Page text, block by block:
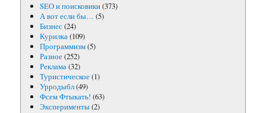
SEO и поисковики(373)
А вот если бы… (5)
Бизнес(24)
Курилка(109)
Программизм(5)
Разное(252)
Реклама(32)
Туристическое(1)
Урродыбл(49)
Фсем Фтыкать! (63)
Эксперименты(2)